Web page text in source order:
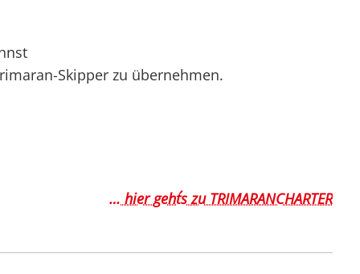
Skipper zu übernehmen.
… hier geht´s zu TRIMARANCHARTER